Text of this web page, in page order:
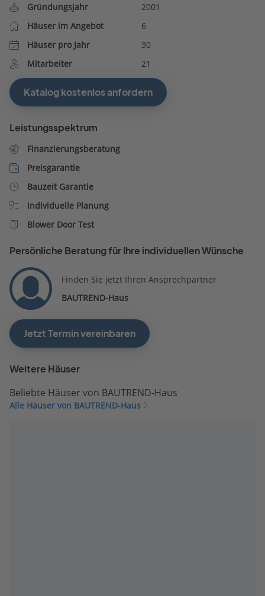
Gründungsjahr
2001
Häuser im Angebot
6
Häuser pro Jahr
30
Mitarbeiter
21
Katalog kostenlos anfordern
Leistungsspektrum
Finanzierungsberatung
Preisgarantie
Bauzeit Garantie
Individuelle Planung
Blower Door Test
Persönliche Beratung für Ihre individuellen Wünsche
Finden Sie jetzt Ihren Ansprechpartner
BAUTREND-Haus
Jetzt Termin vereinbaren
Weitere Häuser
Beliebte Häuser von BAUTREND-Haus
Alle Häuser von BAUTREND-Haus